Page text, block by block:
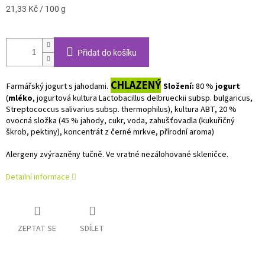
Měrná
21,33 Kč / 100 g
Přidat do košíku
Farmářský jogurt s jahodami. CHLAZENÝ Složení: 80 %jogurt
(mléko, jogurtová kultura Lactobacillus delbrueckii subsp. bulgaricus,
Streptococcus salivarius subsp. thermophilus), kultura ABT, 20 %
ovocná složka (45 % jahody, cukr, voda, zahušťovadla (kukuřičný
škrob, pektiny), koncentrát z černé mrkve, přírodní aroma)
Alergeny zvýrazněny tučně. Ve vratné nezálohované skleničce.
Detailní informace
ZEPTAT SE SDÍLET